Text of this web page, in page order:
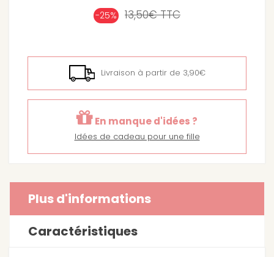
-25% 13,50€TTC
Livraison à partir de 3,90€
En manque d'idées ?
Idées de cadeau pour une fille
Plus d'informations
Caractéristiques